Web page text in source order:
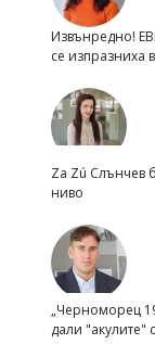
Извънредно!
се изпразниха
Za Zú Слънчев
ниво
„Черноморец
дали "акулите"